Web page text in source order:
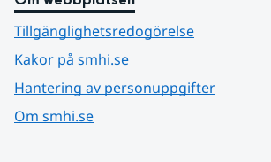
Tillgänglighetsredogörelse
Kakor på smhi.se
Hantering av personuppgifter
Om smhi.se